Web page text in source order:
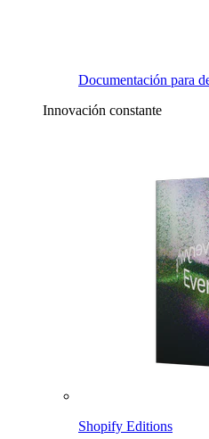
Documentación para
Innovación constante
Shopify Editions